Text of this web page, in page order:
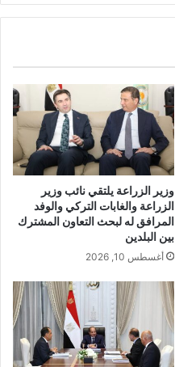
وزير الزراعة يلتقي نائب وزير
الزراعة والغابات التركي والوفد
المرافق له لبحث التعاون المشترك
بين البلدين
أغسطس 10, 2026